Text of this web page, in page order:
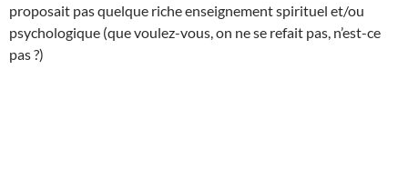
proposait pas quelque riche enseignement spirituel et/ou
psychologique (que voulez-vous, on ne se refait pas, n’est-ce
pas ?)